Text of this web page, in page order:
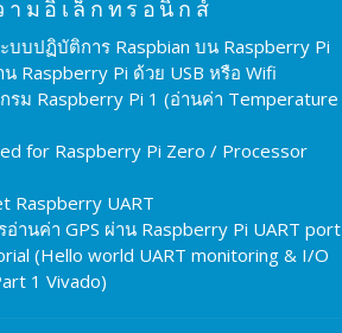
ามอิเล็กทรอนิกส์
บบปฏิบัติการ Raspbian บน Raspberry Pi
น Raspberry Pi ด้วย USB หรือ Wifi
รม Raspberry Pi 1 (อ่านค่า Temperature
for Raspberry Pi Zero / Processor
Raspberry UART
อ่านค่า GPS ผ่าน Raspberry Pi UART port
(Hello world UART monitoring & I/O
1 Vivado)